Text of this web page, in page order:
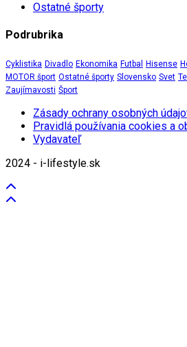
Ostatné športy
Podrubrika
Cyklistika Divadlo Ekonomika Futbal Hisense
MOTOR šport Ostatné športy Slovensko Svet
Zaujímavosti Šport
Zásady ochrany osobných
Pravidlá používania cookies a
Vydavateľ
2024 - i-lifestyle.sk